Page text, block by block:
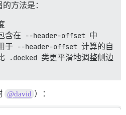
方法是：
含在
--header-offset 中
于 --header-offset 计算的自
.docked 类更平滑地调整侧边
@david ）：